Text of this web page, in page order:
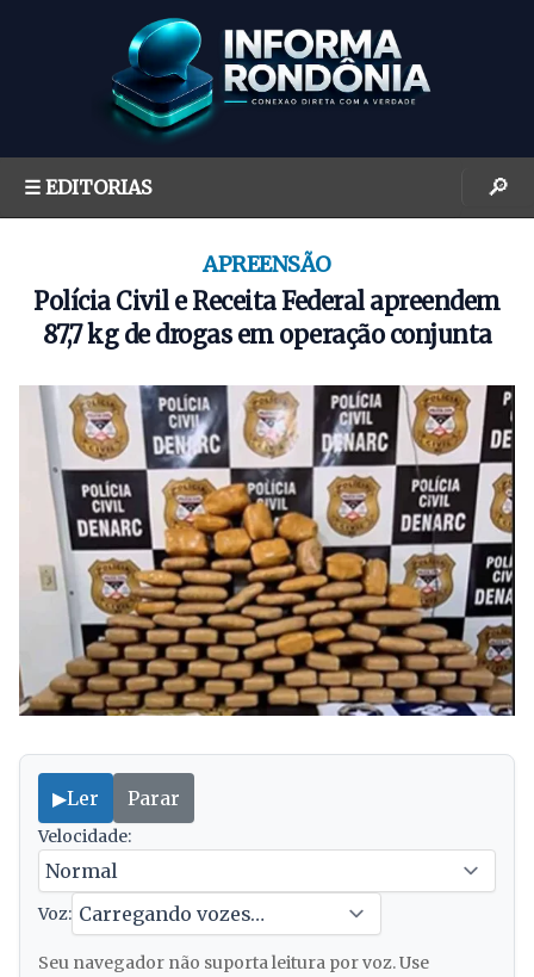
☰ EDITORIAS 🔎
APREENSÃO
Polícia Civil e Receita Federal apreendem
87,7 kg de drogas em operação conjunta
▶Ler Parar
Velocidade:
Voz:
Seu navegador não suporta leitura por voz. Use